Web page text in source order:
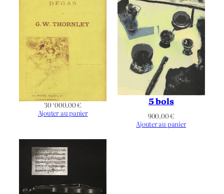
Orientation
Thématique Artiste,Cauchemar ,Femme,
Figuratif,Nu,Végétation
30 ‘000.00€
Ajouter au panier
5 bols
900.00€
Ajouter au panier